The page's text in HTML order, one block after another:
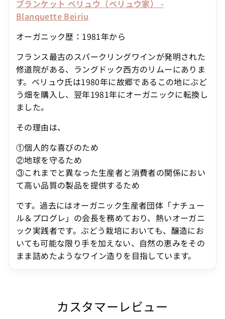
ブランケット ベリュウ（ベリュウ家） -
Blanquette Beiriu
オーガニック歴：1981年から
フランス最古のスパークリングワインが発明された
修道院がある、ラングドック西方のリムーにありま
す。ベリュウ氏は1980年に故郷であるこの地にぶど
う畑を購入し、翌年1981年にオーガニックに転換し
ました。
その理由は、
①個人的な喜びのため
②地球を守るため
③これまでと異なった生産者と消費者の関係におい
て高い品質の製品を提供するため
です。過去にはオーガニック生産者団体「ナチュー
ル＆プログレ」の会長を務めており、熱いオーガニ
ック実践者です。ぶどう栽培においても、醸造にお
いても可能な限り手を加えない、自然の恵みをその
まま詰めたようなワイン造りを目指しています。
カスタマーレビュー